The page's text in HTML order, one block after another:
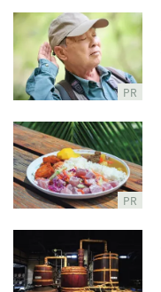
PR
PR